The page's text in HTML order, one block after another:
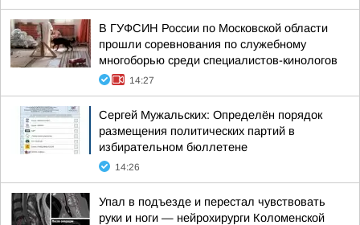
В ГУФСИН России по Московской области
прошли соревнования по служебному
многоборью среди специалистов-кинологов
14:27
Сергей Мужальских: Определён порядок
размещения политических партий в
избирательном бюллетене
14:26
Упал в подъезде и перестал чувствовать
руки и ноги — нейрохирурги Коломенской